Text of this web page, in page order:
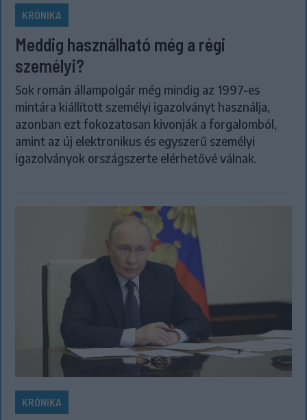
KRÓNIKA
Meddig használható még a régi
személyi?
Sok román állampolgár még mindig az 1997-es
mintára kiállított személyi igazolványt használja,
azonban ezt fokozatosan kivonják a forgalomból,
amint az új elektronikus és egyszerű személyi
igazolványok országszerte elérhetővé válnak.
KRÓNIKA